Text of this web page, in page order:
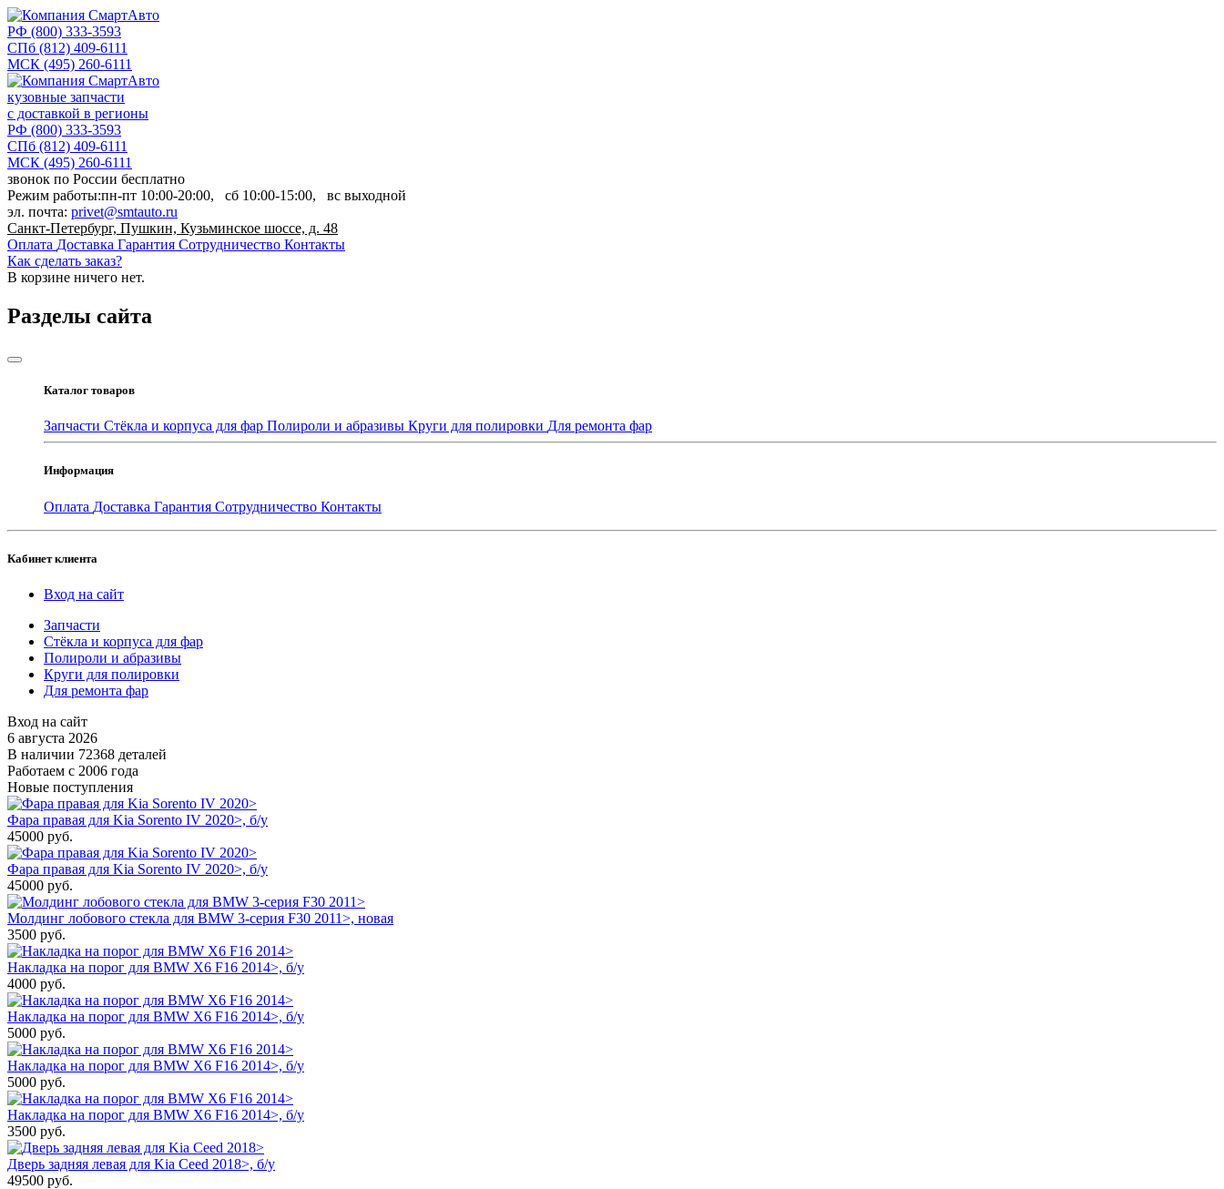
РФ (800) 333-3593
СПб (812) 409-6111
МСК (495) 260-6111
кузовные запчасти
с доставкой в регионы
РФ (800) 333-3593
СПб (812) 409-6111
МСК (495) 260-6111
звонок по России бесплатно
Режим работы:пн-пт 10:00-20:00, сб 10:00-15:00, вс выходной
эл. почта: privet@smtauto.ru
Санкт-Петербург, Пушкин, Кузьминское шоссе, д. 48
Оплата Доставка Гарантия Сотрудничество Контакты
Как сделать заказ?
В корзине ничего нет.
Разделы сайта
Каталог товаров
Запчасти Стёкла и корпуса для фар Полироли и абразивы Круги для полировки Для ремонта фар
Информация
Оплата Доставка Гарантия Сотрудничество Контакты
Кабинет клиента
Вход на сайт
Запчасти
Стёкла и корпуса для фар
Полироли и абразивы
Круги для полировки
Для ремонта фар
Вход на сайт
6 августа 2026
В наличии 72368 деталей
Работаем с 2006 года
Новые поступления
Фара правая для Kia Sorento IV 2020>, б/у
45000 руб.
Фара правая для Kia Sorento IV 2020>, б/у
45000 руб.
Молдинг лобового стекла для BMW 3-серия F30 2011>, новая
3500 руб.
Накладка на порог для BMW X6 F16 2014>, б/у
4000 руб.
Накладка на порог для BMW X6 F16 2014>, б/у
5000 руб.
Накладка на порог для BMW X6 F16 2014>, б/у
5000 руб.
Накладка на порог для BMW X6 F16 2014>, б/у
3500 руб.
Дверь задняя левая для Kia Ceed 2018>, б/у
49500 руб.